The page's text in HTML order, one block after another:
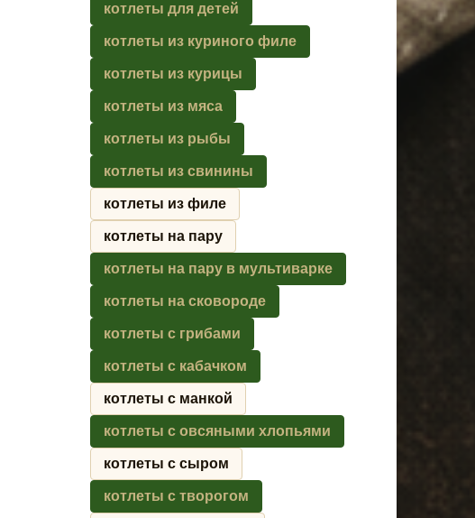
котлеты для детей
котлеты из куриного филе
котлеты из курицы
котлеты из мяса
котлеты из рыбы
котлеты из свинины
котлеты из филе
котлеты на пару
котлеты на пару в мультиварке
котлеты на сковороде
котлеты с грибами
котлеты с кабачком
котлеты с манкой
котлеты с овсяными хлопьями
котлеты с сыром
котлеты с творогом